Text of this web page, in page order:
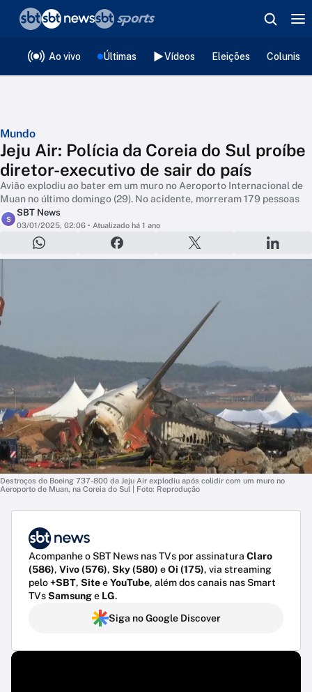
Ao vivo Últimas Vídeos Eleições
Mundo
Jeju Air: Polícia da Coreia do Sul proíbe
diretor-executivo de sair do país
Avião explodiu ao bater em um muro no Aeroporto Internacional de
Muan no último domingo (29). No acidente, morreram 179 pessoas
S
SBT News
03/01/2025, 02:06 • Atualizado há 1 ano
Destroços do Boeing 737-800 da Jeju Air explodiu após colidir com um muro no
Aeroporto de Muan, na Coreia do Sul | Foto: Reprodução
Acompanhe o SBT News nas TVs por assinatura Claro
(586), Vivo (576), Sky (580) eOi (175), via streaming
pelo+SBT, SiteeYouTube, além dos canais nas Smart
TVsSamsunge LG.
Siga no Google Discover
❮voltar
Editorias